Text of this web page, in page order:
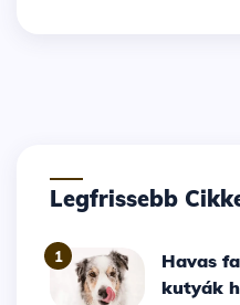
Legfrissebb
1
Havas falatok: Miért esznek a
kutyák